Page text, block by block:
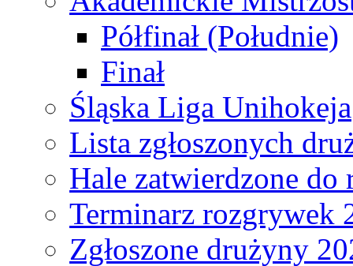
Półfinał (Południe)
Finał
Śląska Liga Unihokeja
Lista zgłoszonych
Hale zatwierdzone do
Terminarz rozgrywek
Zgłoszone drużyny